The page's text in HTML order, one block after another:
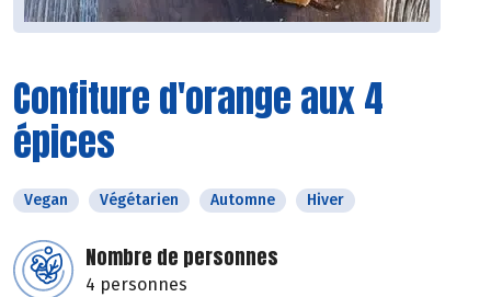
Confiture d'orange aux 4
épices
Vegan Végétarien Automne Hiver
Nombre de personnes
4 personnes